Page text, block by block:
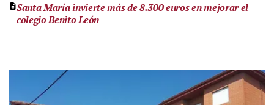
Santa María invierte más de 8.300 euros en mejorar el
colegio Benito León